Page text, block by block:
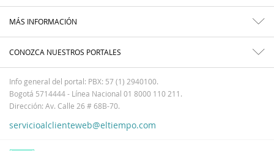
MÁS INFORMACIÓN
CONOZCA NUESTROS PORTALES
Info general del portal: PBX: 57 (1) 2940100.
Bogotá 5714444 - Línea Nacional 01 8000 110 211.
Dirección: Av. Calle 26 # 68B-70.
servicioalclienteweb@eltiempo.com